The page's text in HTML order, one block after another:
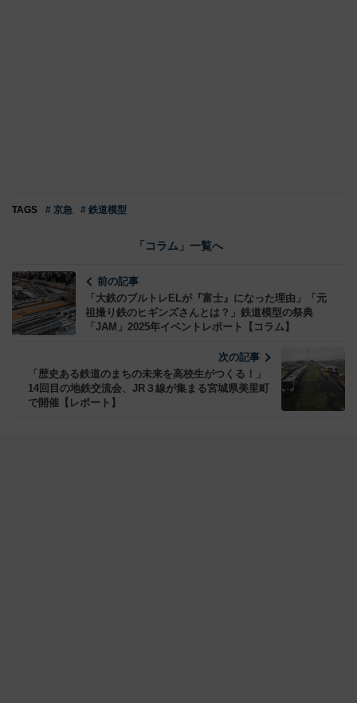
TAGS # 京急 # 鉄道模型
「コラム」一覧へ
前の記事
「大鉄のブルトレELが『富士』になった理由」「元
祖撮り鉄のヒギンズさんとは？」鉄道模型の祭典
「JAM」2025年イベントレポート【コラム】
次の記事
「歴史ある鉄道のまちの未来を高校生がつくる！」
14回目の地鉄交流会、JR３線が集まる宮城県美里町
で開催【レポート】